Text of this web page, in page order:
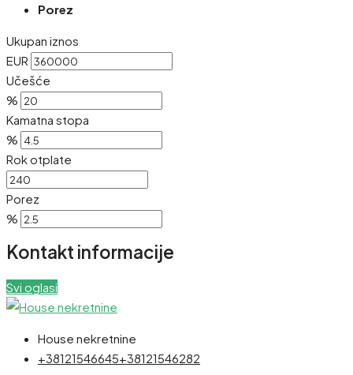
Porez
Ukupan iznos
EUR
Učešće
%
Kamatna stopa
%
Rok otplate
Porez
%
Kontakt informacije
Svi oglasi
House nekretnine
+38121546645+38121546282